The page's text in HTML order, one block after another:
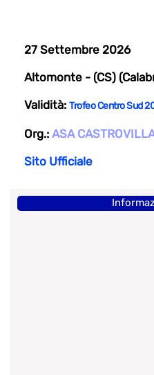
27 Settembre 2026
Altomonte - (CS)
Validità: Trofeo Centro Sud
Org.: ASA
Sito Ufficiale